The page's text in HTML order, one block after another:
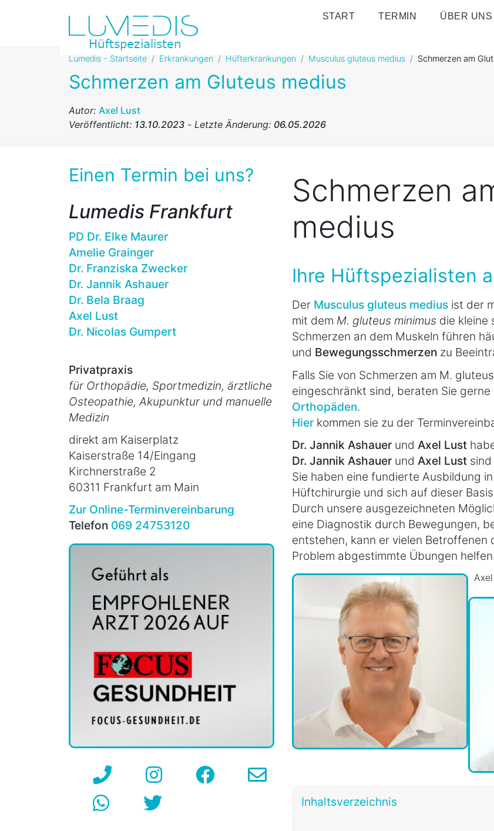
START TERMIN ÜBER UNS
Lumedis - Startseite Erkrankungen Hüfterkrankungen Musculus gluteus medius Schmerzen am
Schmerzen am Gluteus medius
Autor: Axel Lust
Veröffentlicht: 13.10.2023 - Letzte Änderung: 06.05.2026
Einen Termin bei uns?
Lumedis Frankfurt
PD Dr. Elke Maurer
Amelie Grainger
Dr. Franziska Zwecker
Dr. Jannik Ashauer
Dr. Bela Braag
Axel Lust
Dr. Nicolas Gumpert
Privatpraxis
für Orthopädie, Sportmedizin, ärztliche
Osteopathie, Akupunktur und manuelle
Medizin
direkt am Kaiserplatz
Kaiserstraße 14/Eingang
Kirchnerstraße 2
60311 Frankfurt am Main
Zur Online-Terminvereinbarung
Telefon 069 24753120
Schmerzen
medius
Ihre Hüftspezialisten
Der Musculus gluteus medius ist der
mit dem M. gluteus minimus die kleine
Schmerzen an dem Muskeln führen
und Bewegungsschmerzen zu
Falls Sie von Schmerzen am M.
eingeschränkt sind, beraten Sie gerne
Orthopäden.
Hier kommen sie zu der
Dr. Jannik Ashauer und Axel Lust
Dr. Jannik Ashauer und Axel Lust sind
Sie haben eine fundierte Ausbildung
Hüftchirurgie und sich auf dieser
Durch unsere ausgezeichneten
eine Diagnostik durch Bewegungen,
entstehen, kann er vielen
Problem abgestimmte Übungen
Inhaltsverzeichnis